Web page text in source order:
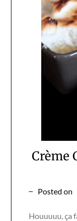
Crème
Posted on
Houuuuu, ça